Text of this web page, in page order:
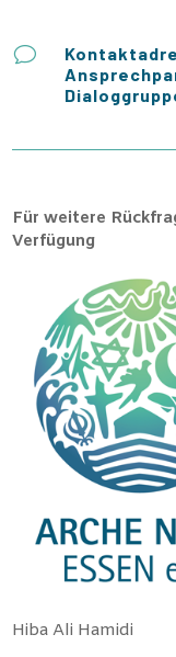
v
Für weitere
Verfügung
Hiba Ali Hamidi